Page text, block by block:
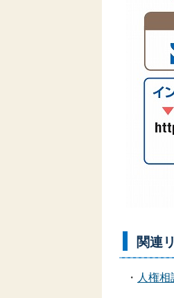
関連
・ 人権